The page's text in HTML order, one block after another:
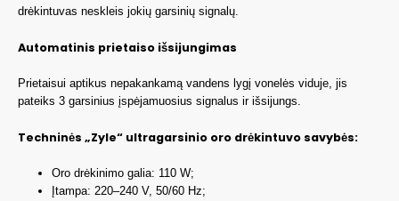
drėkintuvas neskleis jokių garsinių signalų.
Automatinis prietaiso išsijungimas
Prietaisui aptikus nepakankamą vandens lygį vonelės viduje, jis
pateiks 3 garsinius įspėjamuosius signalus ir išsijungs.
Techninės „Zyle“ ultragarsinio oro drėkintuvo savybės:
Oro drėkinimo galia: 110 W;
Įtampa: 220–240 V, 50/60 Hz;